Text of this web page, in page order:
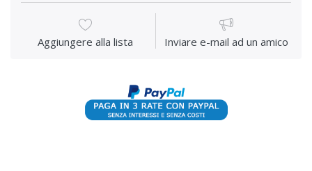
Aggiungere alla lista Inviare e-mail ad un amico